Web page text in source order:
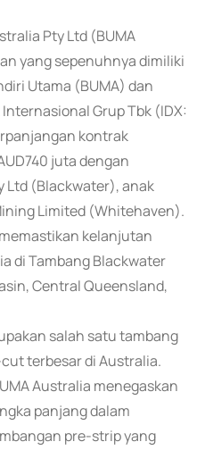
Pty Ltd (BUMA
yang sepenuhnya dimiliki
Utama (BUMA) dan
Grup Tbk (IDX:
kontrak
juta dengan
Ltd (Blackwater), anak
Limited (Whitehaven).
kelanjutan
di Tambang Blackwater
Central Queensland,
salah satu tambang
terbesar di Australia.
Australia menegaskan
panjang dalam
pre-strip yang